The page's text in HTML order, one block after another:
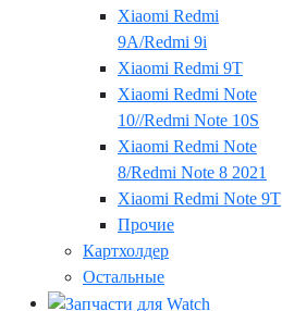
Xiaomi Redmi
9A/Redmi 9i
Xiaomi Redmi 9T
Xiaomi Redmi Note
10//Redmi Note 10S
Xiaomi Redmi Note
8/Redmi Note 8 2021
Xiaomi Redmi Note 9T
Прочие
Картхолдер
Остальные